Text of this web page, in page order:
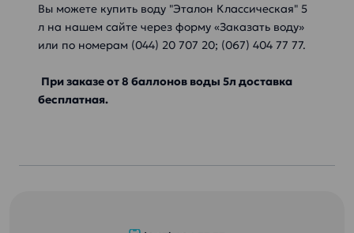
Вы можете купить воду "Эталон Классическая" 5
л на нашем сайте через форму «Заказать воду»
или по номерам (044) 20 707 20; (067) 404 77 77.
При заказе от 8 баллонов воды 5л доставка
бесплатная.